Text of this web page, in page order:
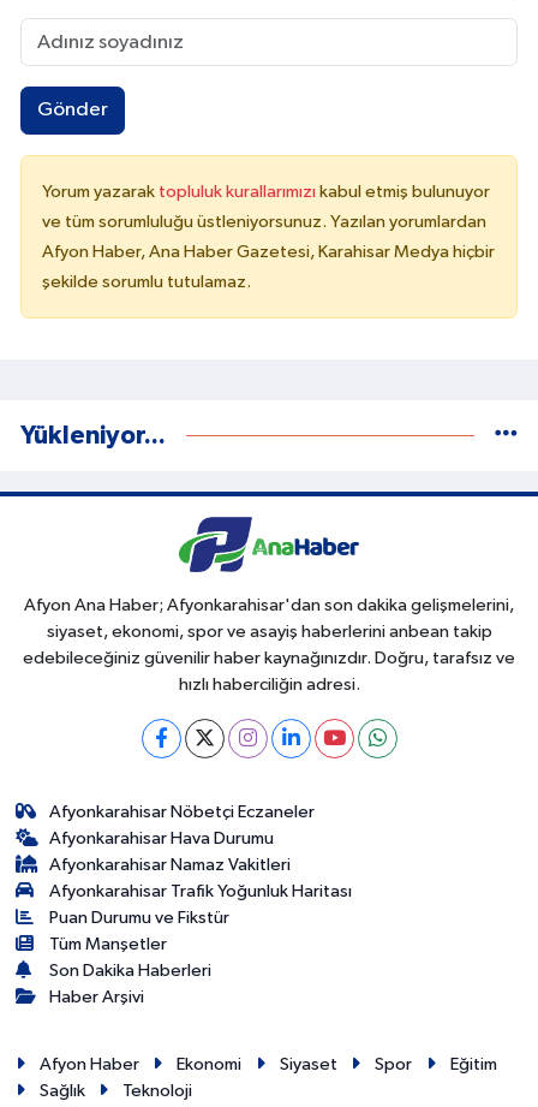
Gönder
Yorum yazarak topluluk kurallarımızı kabul etmiş bulunuyor
ve tüm sorumluluğu üstleniyorsunuz. Yazılan yorumlardan
Afyon Haber, Ana Haber Gazetesi, Karahisar Medya hiçbir
şekilde sorumlu tutulamaz.
Yükleniyor...
Afyon Ana Haber; Afyonkarahisar'dan son dakika gelişmelerini,
siyaset, ekonomi, spor ve asayiş haberlerini anbean takip
edebileceğiniz güvenilir haber kaynağınızdır. Doğru, tarafsız ve
hızlı haberciliğin adresi.
Afyonkarahisar Nöbetçi Eczaneler
Afyonkarahisar Hava Durumu
Afyonkarahisar Namaz Vakitleri
Afyonkarahisar Trafik Yoğunluk Haritası
Puan Durumu ve Fikstür
Tüm Manşetler
Son Dakika Haberleri
Haber Arşivi
Afyon Haber Ekonomi Siyaset Spor
Eğitim
Sağlık
Teknoloji